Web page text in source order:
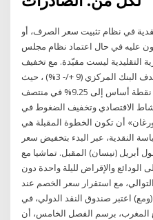
في نظام تثبيت سعر الصرف، أو
عليه في حال اعتماد نظام مجلس
التقليدية ليست مقيّدة. مع تخفيف
التضخم وتثبيت التوقعات ضمن هدف البنك المركزي (9 +/- 3%) ، حيث
خفض سعر الفائدة بمقدار 300 نقطة أساس إلى 9.25% في منتصف
الاقتصادي وتخفيف الضغوط في
أن تكون الخطوة المقبلة هي
النقدية، عبر البدء بتخفيض سعر
أساس بحلول أبريل (نيسان) المقبل. تماشيا مع
الودائع والإقراض لليلة واحدة دون
و 19.75٪ على التوالي، مع استقرار سعر الخصم عند
واشنطن 5 يناير 2021 (ومع) اعتبر صندوق النقد الدولي، في
مشاوراته لعام 2020 مع المغرب، برسم الفصل الخامس، أن